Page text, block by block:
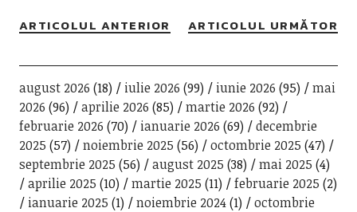
ARTICOLUL ANTERIOR ARTICOLUL URMĂTOR
august 2026 (18) iulie 2026 (99) iunie 2026 (95)
mai
2026 (96) aprilie 2026 (85) martie 2026 (92)
februarie 2026 (70) ianuarie 2026 (69)
decembrie
2025 (57) noiembrie 2025 (56) octombrie 2025 (47)
septembrie 2025 (56) august 2025 (38) mai 2025 (4)
aprilie 2025 (10) martie 2025 (11) februarie 2025 (2)
ianuarie 2025 (1) noiembrie 2024(1)
octombrie